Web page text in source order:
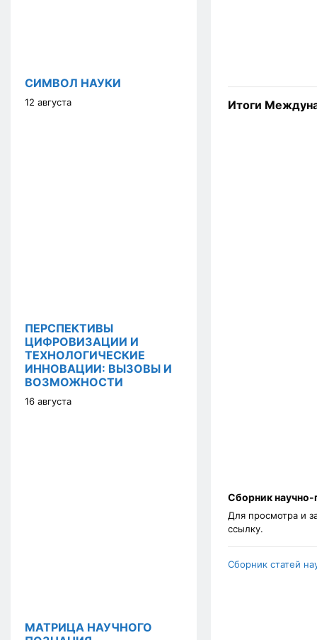
СИМВОЛ НАУКИ
12 августа
ПЕРСПЕКТИВЫ
ЦИФРОВИЗАЦИИ И
ТЕХНОЛОГИЧЕСКИЕ
ИННОВАЦИИ: ВЫЗОВЫ И
ВОЗМОЖНОСТИ
16 августа
МАТРИЦА НАУЧНОГО
Итоги
Сборник научно-
Для просмотра и
ссылку.
Сборник статей